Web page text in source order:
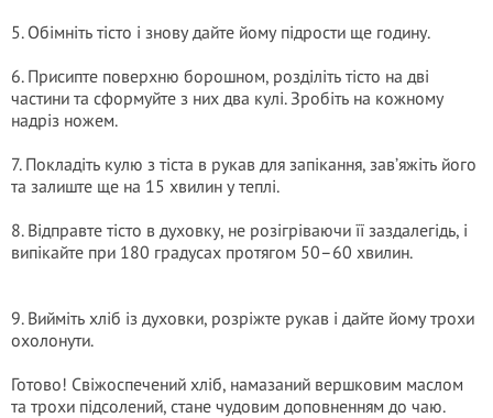
5. Обімніть тісто і знову дайте йому підрости ще годину.
6. Присипте поверхню борошном, розділіть тісто на дві
частини та сформуйте з них два кулі. Зробіть на кожному
надріз ножем.
7. Покладіть кулю з тіста в рукав для запікання, зав’яжіть його
та залиште ще на 15 хвилин у теплі.
8. Відправте тісто в духовку, не розігріваючи її заздалегідь, і
випікайте при 180 градусах протягом 50–60 хвилин.
9. Вийміть хліб із духовки, розріжте рукав і дайте йому трохи
охолонути.
Готово! Свіжоспечений хліб, намазаний вершковим маслом
та трохи підсолений, стане чудовим доповненням до чаю.